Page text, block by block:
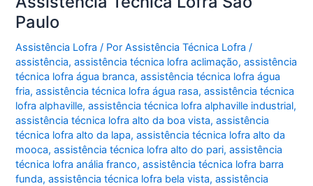
Paulo
Assistência Lofra / PorAssistência Técnica Lofra/
assistência,assistência técnica lofra aclimação,assistência
técnica lofra água branca,assistência técnica lofra água
fria,assistência técnica lofra água rasa,assistência técnica
lofra alphaville,assistência técnica lofra alphaville industrial,
assistência técnica lofra alto da boa vista,assistência
técnica lofra alto da lapa,assistência técnica lofra alto da
mooca,assistência técnica lofra alto do pari,assistência
técnica lofra anália franco,assistência técnica lofra barra
funda,assistência técnica lofra bela vista,assistência